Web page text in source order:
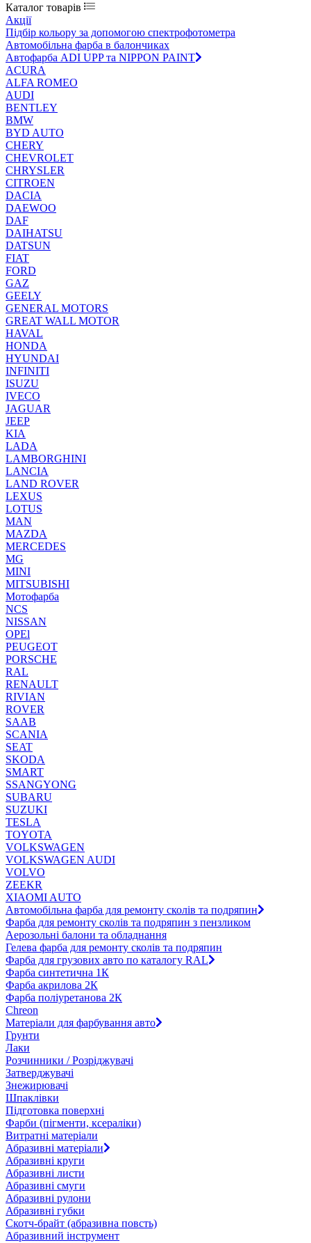
Каталог товарів
Акції
Підбір кольору за допомогою спектрофотометра
Автомобільна фарба в балончиках
Автофарба ADI UPP та NIPPON PAINT
ACURA
ALFA ROMEO
AUDI
BENTLEY
BMW
BYD AUTO
CHERY
CHEVROLET
CHRYSLER
CITROEN
DACIA
DAEWOO
DAF
DAIHATSU
DATSUN
FIAT
FORD
GAZ
GEELY
GENERAL MOTORS
GREAT WALL MOTOR
HAVAL
HONDA
HYUNDAI
INFINITI
ISUZU
IVECO
JAGUAR
JEEP
KIA
LADA
LAMBORGHINI
LANCIA
LAND ROVER
LEXUS
LOTUS
MAN
MAZDA
MERCEDES
MG
MINI
MITSUBISHI
Мотофарба
NCS
NISSAN
OPEl
PEUGEOT
PORSCHE
RAL
RENAULT
RIVIAN
ROVER
SAAB
SCANIA
SEAT
SKODA
SMART
SSANGYONG
SUBARU
SUZUKI
TESLA
TOYOTA
VOLKSWAGEN
VOLKSWAGEN AUDI
VOLVO
ZEEKR
XIAOMI AUTO
Автомобільна фарба для ремонту сколів та подряпин
Фарба для ремонту сколів та подряпин з пензликом
Аерозольні балони та обладнання
Гелева фарба для ремонту сколів та подряпин
Фарба для грузових авто по каталогу RAL
Фарба синтетична 1К
Фарба акрилова 2К
Фарба поліуретанова 2К
Chreon
Матеріали для фарбування авто
Грунти
Лаки
Розчинники / Розріджувачі
Затверджувачі
Знежирювачі
Шпаклівки
Підготовка поверхні
Фарби (пігменти, ксераліки)
Витратні матеріали
Абразивні матеріали
Абразивні круги
Абразивні листи
Абразивні смуги
Абразивні рулони
Абразивні губки
Скотч-брайт (абразивна повсть)
Абразивний інструмент